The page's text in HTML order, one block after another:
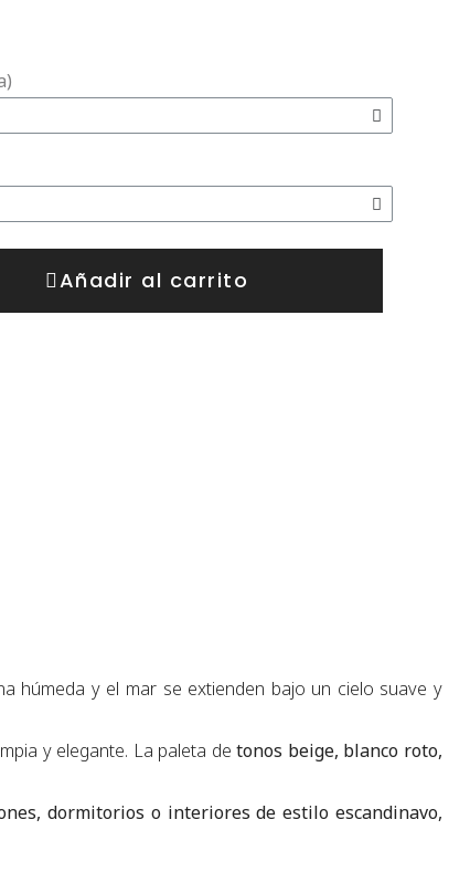
Añadir al carrito
húmeda y el mar se extienden bajo un cielo suave y
y elegante. La paleta detonos beige, blanco roto,
dormitorios o interiores de estilo escandinavo,